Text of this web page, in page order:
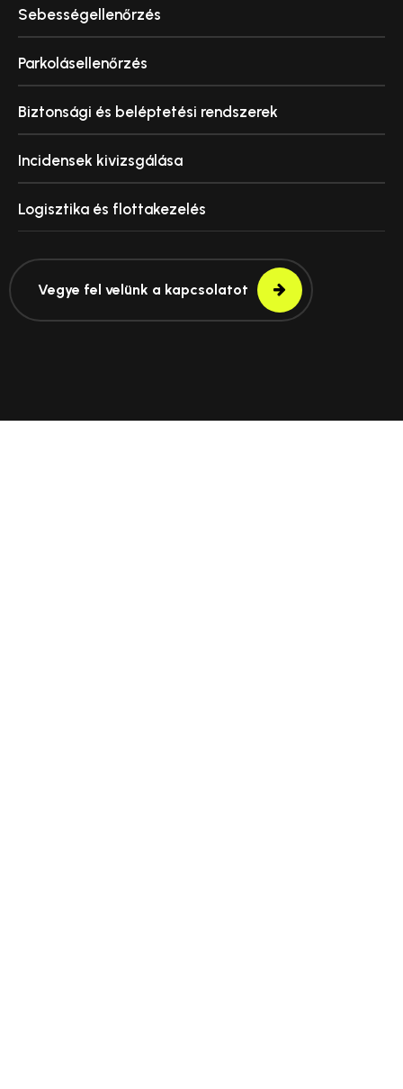
Sebességellenőrzés
Parkolásellenőrzés
Biztonsági és beléptetési rendszerek
Incidensek kivizsgálása
Logisztika és flottakezelés
Vegye fel velünk a kapcsolatot